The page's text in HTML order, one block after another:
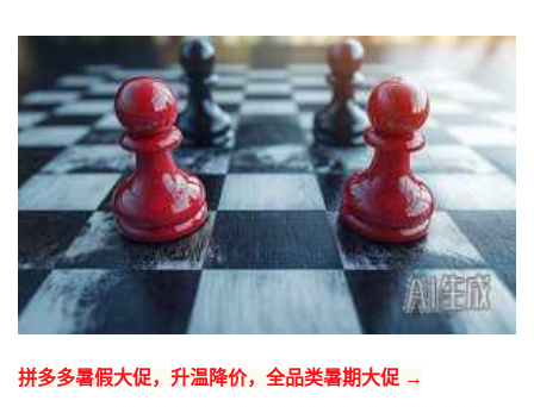
拼多多暑假大促，升温降价，全品类暑期大促 →